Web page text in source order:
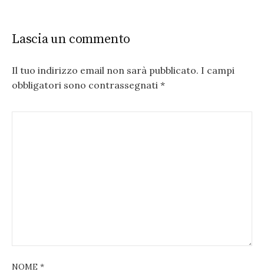
Lascia un commento
Il tuo indirizzo email non sarà pubblicato. I campi
obbligatori sono contrassegnati *
NOME *